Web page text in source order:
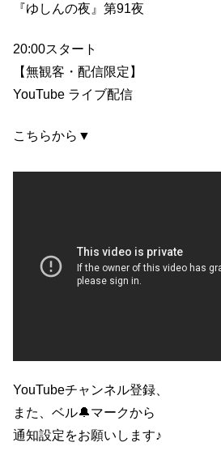
『ゆしんの夜』第91夜
20:00スタート
【無観客・配信限定】
YouTube ライブ配信
こちらから▼
YouTubeチャンネル登録、
また、ベル🔔マークから
通知設定をお願いします♪